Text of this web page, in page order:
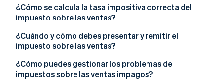
¿Cómo se calcula la tasa impositiva correcta del
impuesto sobre las ventas?
¿Cuándo y cómo debes presentar y remitir el
impuesto sobre las ventas?
¿Cómo puedes gestionar los problemas de
impuestos sobre las ventas impagos?